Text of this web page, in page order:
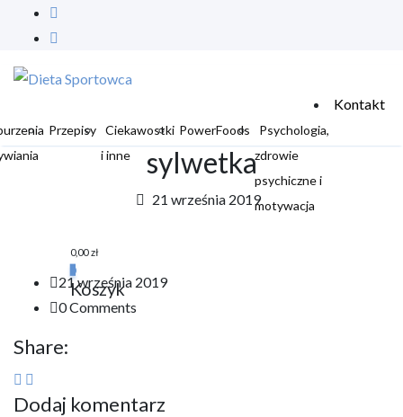
Przepisy Ciekawostki
i inne
PowerFoods
Psychologia,
zdrowie
psychiczne i
motywacja
Kontakt
0,00zł
Koszyk
sylwetka
21 września 2019
21 września 2019
0 Comments
Share:
Dodaj komentarz